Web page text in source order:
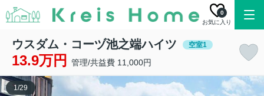
お気に入り
0
ウスダム・コーヅ池之端ハイツ 空室1
13.9万円 管理/共益費 11,000円
1/29